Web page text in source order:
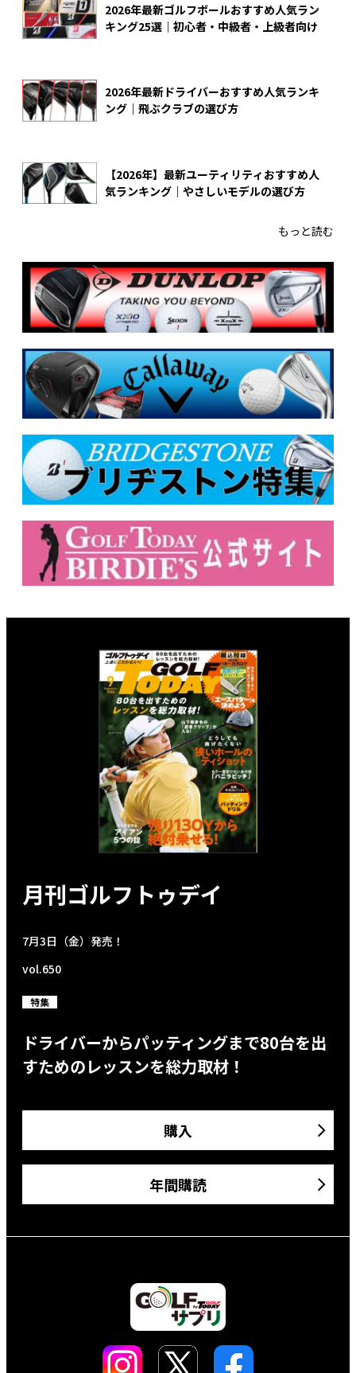
2026年最新ゴルフボールおすすめ人気ラン
キング25選｜初心者・中級者・上級者向け
2026年最新ドライバーおすすめ人気ランキ
ング｜飛ぶクラブの選び方
【2026年】最新ユーティリティおすすめ人
気ランキング｜やさしいモデルの選び方
もっと読む
月刊ゴルフトゥデイ
7月3日（金）発売！
vol.650
特集
ドライバーからパッティングまで80台を出
すためのレッスンを総力取材！
購入
年間購読